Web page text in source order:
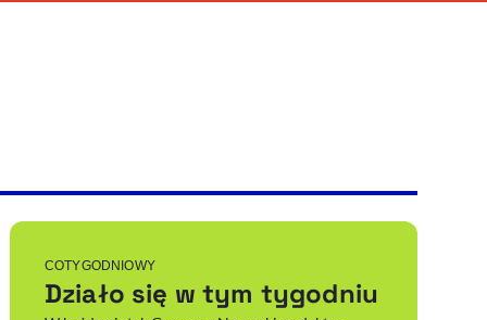
Sprawdź, jak i dlaczego zwiększamy dostępność, otwiera się w nowym
Deklaracja dostępności
, otwiera się w